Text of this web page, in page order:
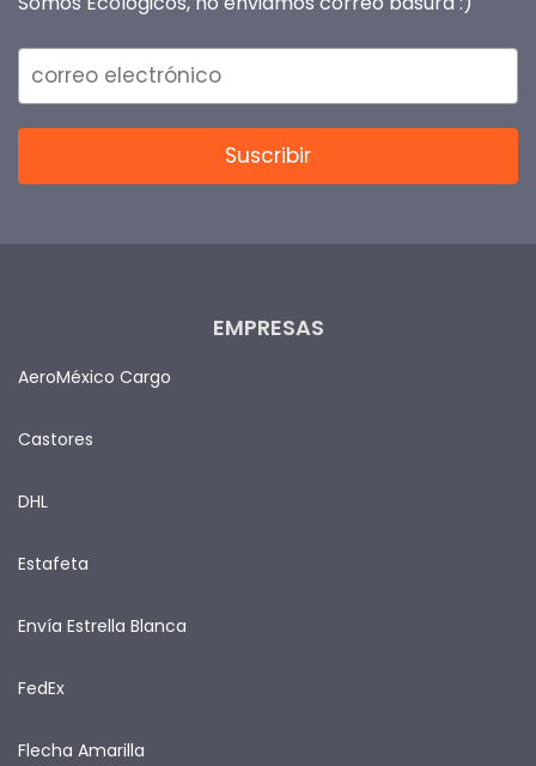
EMPRESAS
AeroMéxico Cargo
Castores
DHL
Estafeta
Envía Estrella Blanca
FedEx
Flecha Amarilla